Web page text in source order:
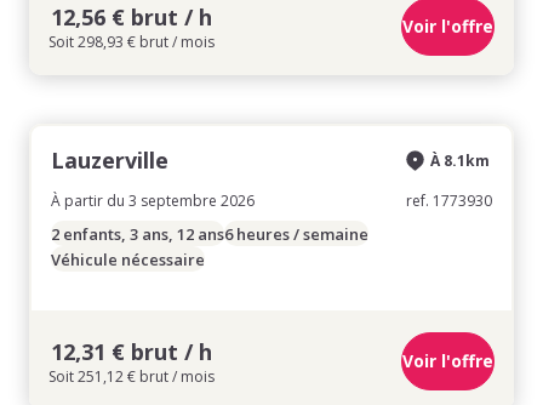
12,56 € brut / h
Soit 298,93 € brut / mois
Voir l'offre
Lauzerville
À partir du 3 septembre 2026
À 8.1km
ref. 1773930
2 enfants, 3 ans, 12 ans6 heures / semaine
Véhicule nécessaire
12,31 € brut / h
Soit 251,12 € brut / mois
Voir l'offre